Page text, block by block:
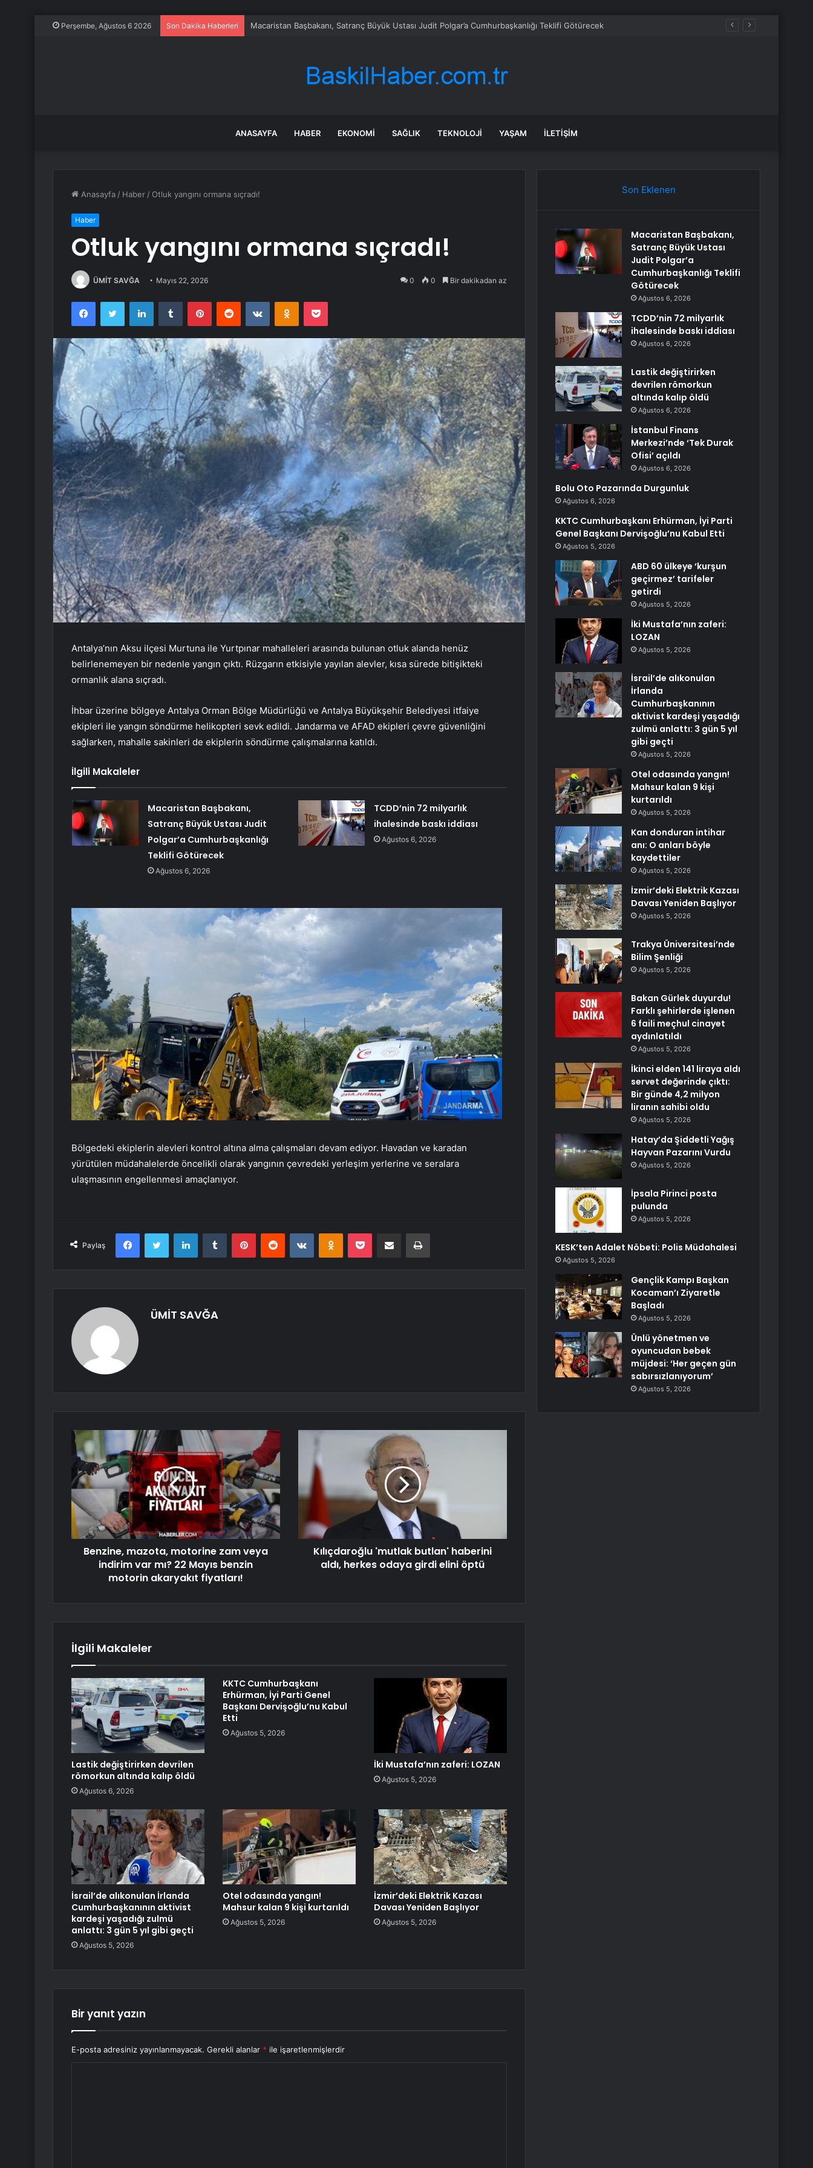
Perşembe, Ağustos 6 2026 Son Dakika Haberleri TCDD’nin 72 milyarlık ihalesinde baskı iddiası
ANASAYFA HABER EKONOMI SAĞLIK TEKNOLOJI YAŞAM İLETIŞIM
Anasayfa / Haber / Otluk yangını ormana sıçradı!
Haber
Otluk yangını ormana sıçradı!
ÜMİT SAVĞA Mayıs 22, 2026 0 0 Bir dakikadan az
FacebookTwitter LinkedInTumblr PinterestReddit VKontakteOdnoklassniki
Pocket
Antalya’nın Aksu ilçesi Murtuna ile Yurtpınar mahalleleri arasında bulunan otluk alanda henüz
belirlenemeyen bir nedenle yangın çıktı. Rüzgarın etkisiyle yayılan alevler, kısa sürede bitişikteki
ormanlık alana sıçradı.
İhbar üzerine bölgeye Antalya Orman Bölge Müdürlüğü ve Antalya Büyükşehir Belediyesi itfaiye
ekipleri ile yangın söndürme helikopteri sevk edildi. Jandarma ve AFAD ekipleri çevre güvenliğini
sağlarken, mahalle sakinleri de ekiplerin söndürme çalışmalarına katıldı.
İlgili Makaleler
Macaristan Başbakanı,
Satranç Büyük Ustası Judit
Polgar’a Cumhurbaşkanlığı
Teklifi Götürecek
Ağustos 6, 2026
TCDD’nin 72 milyarlık
ihalesinde baskı iddiası
Ağustos 6, 2026
Bölgedeki ekiplerin alevleri kontrol altına alma çalışmaları devam ediyor. Havadan ve karadan
yürütülen müdahalelerde öncelikli olarak yangının çevredeki yerleşim yerlerine ve seralara
ulaşmasının engellenmesi amaçlanıyor.
Paylaş
FacebookTwitter LinkedInTumblr PinterestReddit VKontakteOdnoklassniki
Pocket E-Posta ile paylaş Yazdır
ÜMİT SAVĞA
Benzine, mazota, motorine zam veya
indirim var mı? 22 Mayıs benzin
motorin akaryakıt fiyatları!
Kılıçdaroğlu 'mutlak butlan' haberini
aldı, herkes odaya girdi elini öptü
İlgili Makaleler
Lastik değiştirirken devrilen
römorkun altında kalıp öldü
Ağustos 6, 2026
KKTC Cumhurbaşkanı
Erhürman, İyi Parti Genel
Başkanı Dervişoğlu’nu Kabul
Etti
Ağustos 5, 2026
İki Mustafa’nın zaferi: LOZAN
Ağustos 5, 2026
İsrail’de alıkonulan İrlanda
Cumhurbaşkanının aktivist
kardeşi yaşadığı zulmü
anlattı: 3 gün 5 yıl gibi geçti
Ağustos 5, 2026
Otel odasında yangın!
Mahsur kalan 9 kişi kurtarıldı
Ağustos 5, 2026
İzmir’deki Elektrik Kazası
Davası Yeniden Başlıyor
Ağustos 5, 2026
Bir yanıt yazın
E-posta adresiniz yayınlanmayacak. Gerekli alanlar * ile işaretlenmişlerdir
Son Eklenen
Macaristan Başbakanı,
Satranç Büyük Ustası
Judit Polgar’a
Cumhurbaşkanlığı Teklifi
Götürecek
Ağustos 6, 2026
TCDD’nin 72 milyarlık
ihalesinde baskı iddiası
Ağustos 6, 2026
Lastik değiştirirken
devrilen römorkun
altında kalıp öldü
Ağustos 6, 2026
İstanbul Finans
Merkezi’nde ‘Tek Durak
Ofisi’ açıldı
Ağustos 6, 2026
Bolu Oto Pazarında Durgunluk
Ağustos 6, 2026
KKTC Cumhurbaşkanı Erhürman, İyi Parti
Genel Başkanı Dervişoğlu’nu Kabul Etti
Ağustos 5, 2026
ABD 60 ülkeye ‘kurşun
geçirmez’ tarifeler
getirdi
Ağustos 5, 2026
İki Mustafa’nın zaferi:
LOZAN
Ağustos 5, 2026
İsrail’de alıkonulan
İrlanda
Cumhurbaşkanının
aktivist kardeşi yaşadığı
zulmü anlattı: 3 gün 5 yıl
gibi geçti
Ağustos 5, 2026
Otel odasında yangın!
Mahsur kalan 9 kişi
kurtarıldı
Ağustos 5, 2026
Kan donduran intihar
anı: O anları böyle
kaydettiler
Ağustos 5, 2026
İzmir’deki Elektrik Kazası
Davası Yeniden Başlıyor
Ağustos 5, 2026
Trakya Üniversitesi’nde
Bilim Şenliği
Ağustos 5, 2026
Bakan Gürlek duyurdu!
Farklı şehirlerde işlenen
6 faili meçhul cinayet
aydınlatıldı
Ağustos 5, 2026
İkinci elden 141 liraya aldı
servet değerinde çıktı:
Bir günde 4,2 milyon
liranın sahibi oldu
Ağustos 5, 2026
Hatay’da Şiddetli Yağış
Hayvan Pazarını Vurdu
Ağustos 5, 2026
İpsala Pirinci posta
pulunda
Ağustos 5, 2026
KESK’ten Adalet Nöbeti: Polis Müdahalesi
Ağustos 5, 2026
Gençlik Kampı Başkan
Kocaman’ı Ziyaretle
Başladı
Ağustos 5, 2026
Ünlü yönetmen ve
oyuncudan bebek
müjdesi: ‘Her geçen gün
sabırsızlanıyorum’
Ağustos 5, 2026